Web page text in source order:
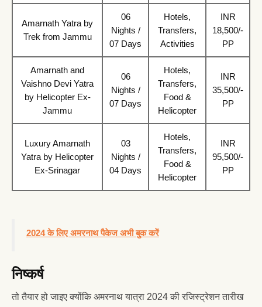
Amarnath Yatra by
Trek from Jammu
06
Nights /
07 Days
Hotels,
Transfers,
Activities
INR
18,500/-
PP
Amarnath and
Vaishno Devi Yatra
by Helicopter Ex-
Jammu
06
Nights /
07 Days
Hotels,
Transfers,
Food &
Helicopter
INR
35,500/-
PP
Luxury Amarnath
Yatra by Helicopter
Ex-Srinagar
03
Nights /
04 Days
Hotels,
Transfers,
Food &
Helicopter
INR
95,500/-
PP
2024 के लिए अमरनाथ पैकेज अभी बुक करें
निष्कर्ष
तो तैयार हो जाइए क्योंकि अमरनाथ यात्रा 2024 की रजिस्ट्रेशन तारीख